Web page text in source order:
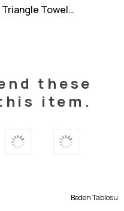
Towel
these
item.
Beden Tablosu